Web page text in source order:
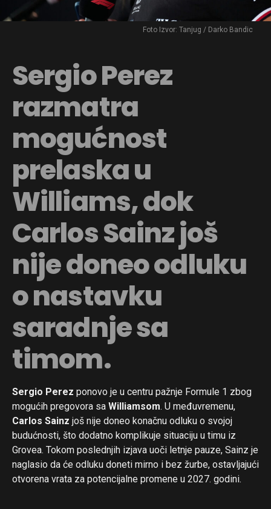
Foto Izvor: Tanjug / Darko Bandic
Sergio Perez
razmatra
mogućnost
prelaska u
Williams, dok
Carlos Sainz još
nije doneo odluku
o nastavku
saradnje sa
timom.
Sergio Perez ponovo je u centru pažnje Formule 1 zbog
mogućih pregovora sa Williamsom. U međuvremenu,
Carlos Sainz još nije doneo konačnu odluku o svojoj
budućnosti, što dodatno komplikuje situaciju u timu iz
Grovea. Tokom poslednjih izjava uoči letnje pauze, Sainz je
naglasio da će odluku doneti mirno i bez žurbe, ostavljajući
otvorena vrata za potencijalne promene u 2027. godini.